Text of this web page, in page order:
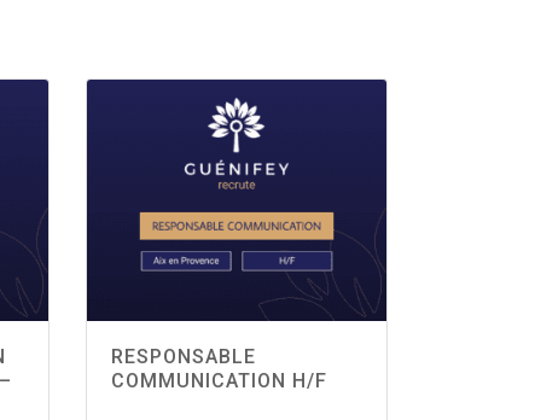
RESPONSABLE
COMMUNICATION H/F